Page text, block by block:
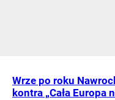
Wrze po roku
kontra „Cała Europa